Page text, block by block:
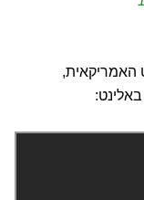
האמריקאית,